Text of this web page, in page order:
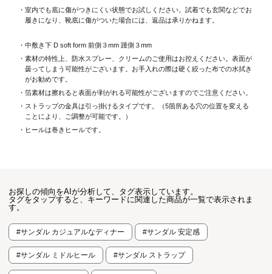
・室内でも底に傷がつきにくい状態でお試しください。試着でも玄関などでお
履きになり、靴底に傷がついた場合には、返品は承りかねます。
・中敷き下 D soft form 前側３mm 踵側３mm
・素材の特性上、防水スプレー、クリームのご使用はお控えください。表面が
曇ってしまう可能性がございます。お手入れの際は硬く絞った布での水拭き
がお勧めです。
・箔素材は擦れると表面が剥がれる可能性がございますのでご注意ください。
・ストラップの金具は引っ掛けるタイプです。（5箇所ある穴の位置を変える
ことにより、ご調整が可能です。）
・ヒールは巻きヒールです。
お探しの傾向をAIが分析して、タグ表示しています。
タグをタップすると、キーワードに関連した商品が一覧で表示されま
す。
#サンダル カジュアルなディナー #サンダル 安定感
#サンダル ミドルヒール #サンダル ストラップ